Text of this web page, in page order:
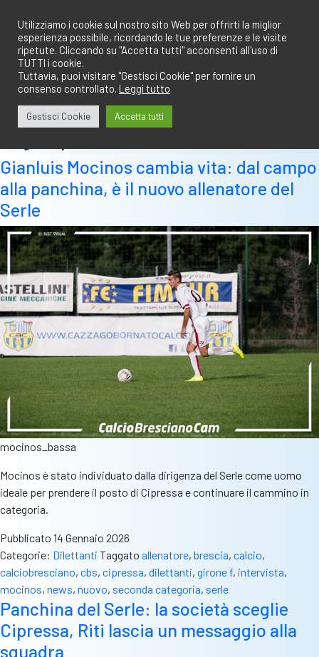
contenuto
Gianluis Mocinos cambia vita: dal campo
alla panchina, è il nuovo allenatore del
Serle
mocinos_bassa
Mocinos è stato individuato dalla dirigenza del Serle come uomo
ideale per prendere il posto di Cipressa e continuare il cammino in
categoria.
Pubblicato 14 Gennaio 2026
Categorie: Dilettanti Taggato allenatore, brescia, calcio,
calciobresciano, cbs, cipressa, dilettanti, girone f, intervista,
mocinos, news, nuovo, seconda categoria, serle
Panchina del Serle: la società sceglie
Cipressa, Riti lascia un messaggio alla
squadra
Utilizziamo i cookie sul nostro sito Web per offrirti la miglior
esperienza possibile, ricordando le tue preferenze e le visite
ripetute. Cliccando su "Accetta tutti" acconsenti all'uso di
TUTTI i cookie.
Tuttavia, puoi visitare "Gestisci Cookie" per fornire un
consenso controllato. Leggi tutto
Gestisci Cookie Accetta tutti